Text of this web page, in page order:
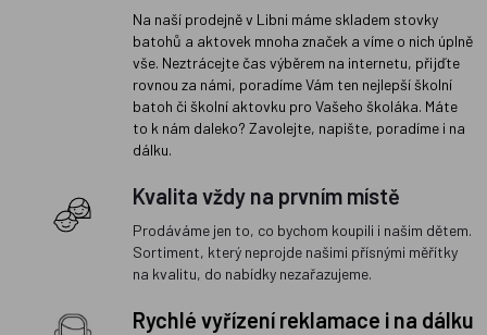
Na naší prodejně v Libni máme skladem stovky
batohů a aktovek mnoha značek a víme o nich úplně
vše. Neztrácejte čas výběrem na internetu, přijďte
rovnou za námi, poradíme Vám ten nejlepší školní
batoh či školní aktovku pro Vašeho školáka. Máte
to k nám daleko? Zavolejte, napište, poradíme i na
dálku.
Kvalita vždy na prvním místě
Prodáváme jen to, co bychom koupili i našim dětem.
Sortiment, který neprojde našimi přísnými měřítky
na kvalitu, do nabídky nezařazujeme.
Rychlé vyřízení reklamace i na dálku